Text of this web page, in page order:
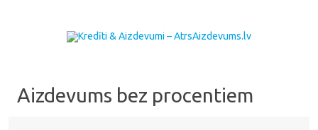
Aizdevums bez procentiem